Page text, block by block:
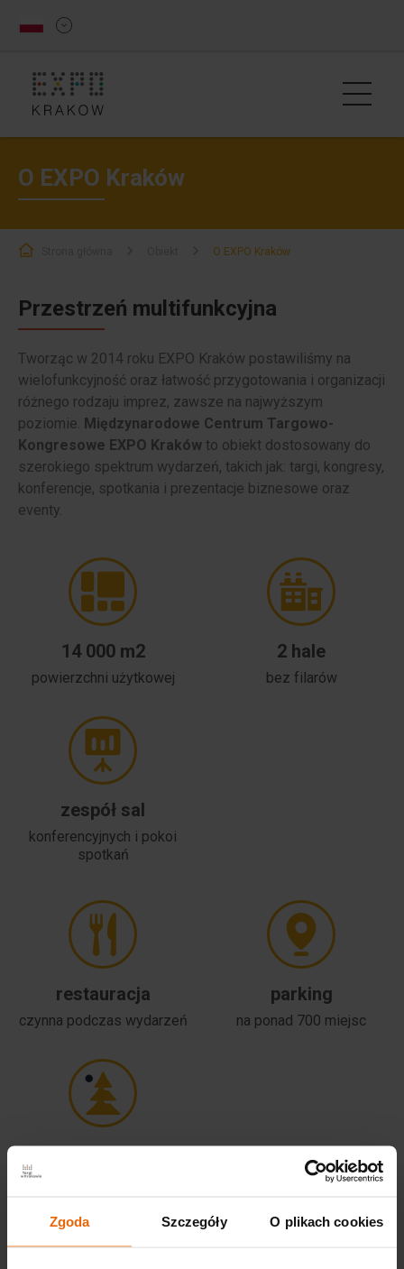
Zgoda Szczegóły O plikach cookies
O EXPO Kraków
O EXPO Kraków
Przestrzeń multifunkcyjna
Tworząc w 2014 roku EXPO Kraków postawiliśmy na
wielofunkcyjność oraz łatwość przygotowania i organizacji
różnego rodzaju imprez, zawsze na najwyższym
poziomie. Międzynarodowe Centrum Targowo-
Kongresowe EXPO Kraków to obiekt dostosowany do
szerokiego spektrum wydarzeń, takich jak: targi, kongresy,
konferencje, spotkania i prezentacje biznesowe oraz
eventy.
14 000 m2
powierzchni użytkowej
2 hale
bez filarów
zespół sal
konferencyjnych i pokoi
spotkań
restauracja
czynna podczas wydarzeń
parking
na ponad 700 miejsc
teren